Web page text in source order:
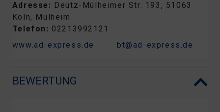
Adresse: Deutz-Mülheimer Str. 193, 51063
Köln, Mülheim
Telefon: 02213992121
www.ad-express.de
bt@ad-express.de
BEWERTUNG